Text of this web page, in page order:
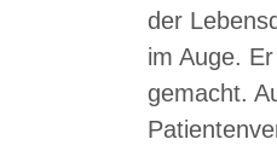
der
im Auge.
gemacht.